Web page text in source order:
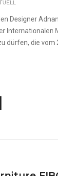
Designer
Internationalen
dürfen, die vom